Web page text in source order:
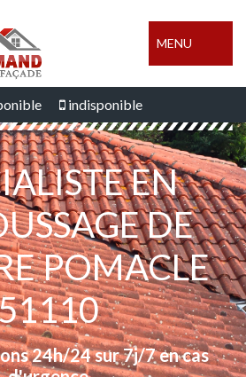
MENU
indisponible
EN
DE
POMACLE
24h/24 sur 7j/7 en cas